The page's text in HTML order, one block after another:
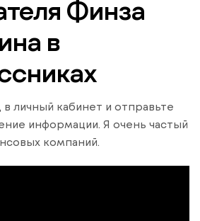
Финза
в
личный кабинет и отправьте
информации. Я очень частый
компаний.